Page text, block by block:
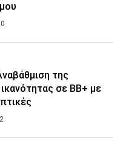
της
σε ΒΒ+ με